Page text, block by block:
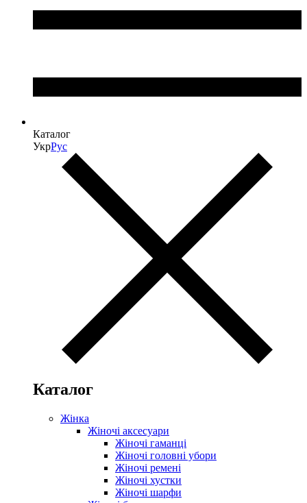
Каталог
УкрРус
Каталог
Жінка
Жіночі аксесуари
Жіночі гаманці
Жіночі головні убори
Жіночі ремені
Жіночі хустки
Жіночі шарфи